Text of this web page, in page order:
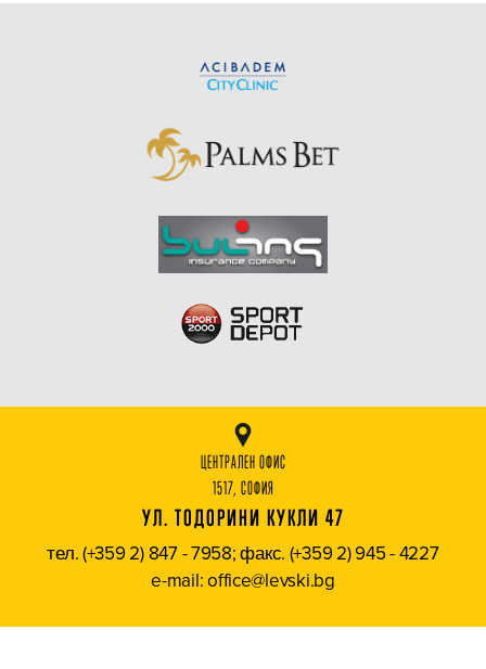
ЦЕНТРАЛЕН ОФИС
1517, СОФИЯ
УЛ. ТОДОРИНИ КУКЛИ 47
тел. (+359 2) 847 - 7958; факс. (+359 2) 945 - 4227
e-mail: office@levski.bg